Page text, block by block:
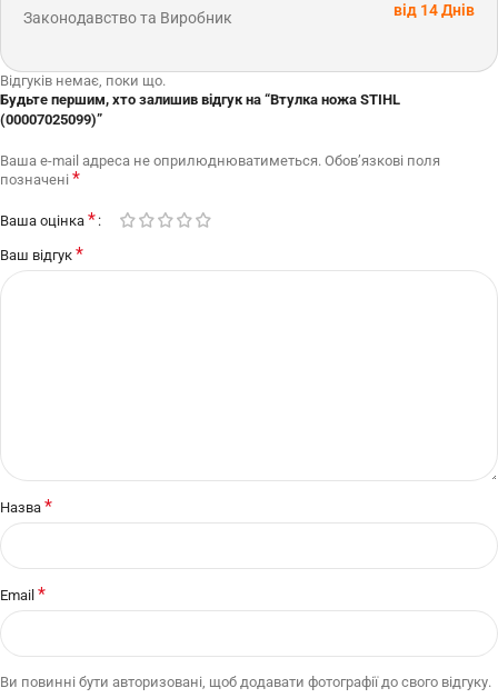
Законодавство та Виробник
від 14 Днів
Відгуків немає, поки що.
Будьте першим, хто залишив відгук на “Втулка ножа STIHL
(00007025099)”
Ваша e-mail адреса не оприлюднюватиметься. Обов’язкові поля
позначені *
Ваша оцінка *
Ваш відгук *
Назва *
Email *
Ви повинні бути авторизовані, щоб додавати фотографії до свого відгуку.